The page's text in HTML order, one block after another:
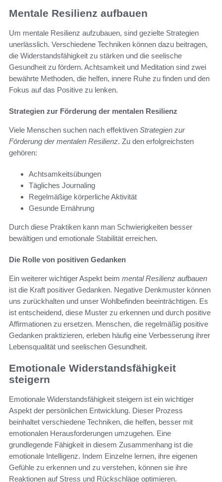
Mentale Resilienz aufbauen
Um mentale Resilienz aufzubauen, sind gezielte Strategien
unerlässlich. Verschiedene Techniken können dazu beitragen,
die Widerstandsfähigkeit zu stärken und die seelische
Gesundheit zu fördern. Achtsamkeit und Meditation sind zwei
bewährte Methoden, die helfen, innere Ruhe zu finden und den
Fokus auf das Positive zu lenken.
Strategien zur Förderung der mentalen Resilienz
Viele Menschen suchen nach effektiven Strategien zur
Förderung der mentalen Resilienz. Zu den erfolgreichsten
gehören:
Achtsamkeitsübungen
Tägliches Journaling
Regelmäßige körperliche Aktivität
Gesunde Ernährung
Durch diese Praktiken kann man Schwierigkeiten besser
bewältigen und emotionale Stabilität erreichen.
Die Rolle von positiven Gedanken
Ein weiterer wichtiger Aspekt beim mental Resilienz aufbauen
ist die Kraft positiver Gedanken. Negative Denkmuster können
uns zurückhalten und unser Wohlbefinden beeinträchtigen. Es
ist entscheidend, diese Muster zu erkennen und durch positive
Affirmationen zu ersetzen. Menschen, die regelmäßig positive
Gedanken praktizieren, erleben häufig eine Verbesserung ihrer
Lebensqualität und seelischen Gesundheit.
Emotionale Widerstandsfähigkeit
steigern
Emotionale Widerstandsfähigkeit steigern ist ein wichtiger
Aspekt der persönlichen Entwicklung. Dieser Prozess
beinhaltet verschiedene Techniken, die helfen, besser mit
emotionalen Herausforderungen umzugehen. Eine
grundlegende Fähigkeit in diesem Zusammenhang ist die
emotionale Intelligenz. Indem Einzelne lernen, ihre eigenen
Gefühle zu erkennen und zu verstehen, können sie ihre
Reaktionen auf Stress und Rückschläge optimieren.